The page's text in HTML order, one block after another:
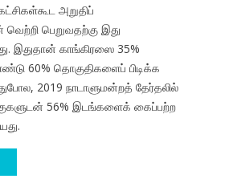
அறுதிப்
வெற்றி பெறுவதற்கு இது
இதுதான் காங்கிரஸை 35%
60% தொகுதிகளைப் பிடிக்க
2019 நாடாளுமன்றத் தேர்தலில்
56% இடங்களைக் கைப்பற்ற